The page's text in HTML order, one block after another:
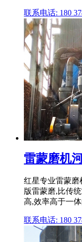
联系电话: 180
雷蒙磨机
红星专业雷蒙磨
版雷蒙磨,比传
高,效率高于一
联系电话: 180